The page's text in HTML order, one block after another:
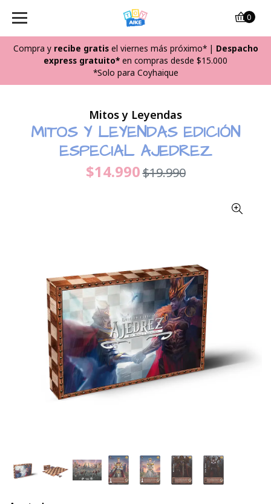
Compra y recibe gratisel viernes más próximo*| Despacho
express gratuito* en compras desde $15.000
*Solo para Coyhaique
0
Mitos y Leyendas
MITOS Y LEYENDAS EDICIÓN
ESPECIAL AJEDREZ
$14.990$19.990